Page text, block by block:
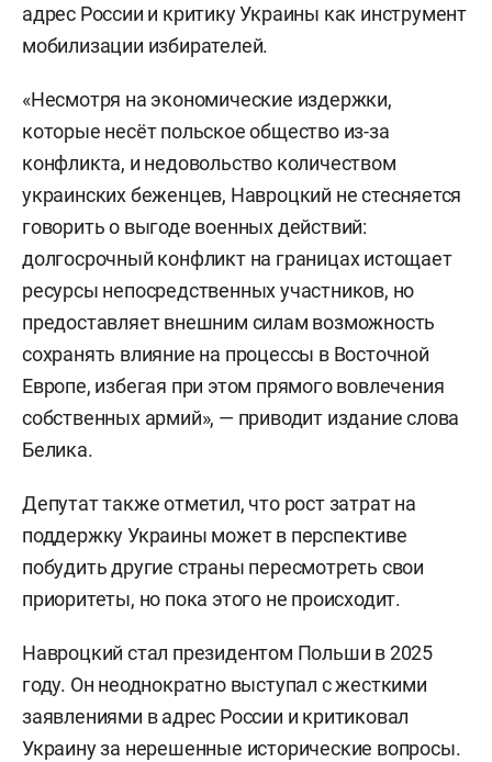
адрес России и критику Украины как инструмент
мобилизации избирателей.
«Несмотря на экономические издержки,
которые несёт польское общество из-за
конфликта, и недовольство количеством
украинских беженцев, Навроцкий не стесняется
говорить о выгоде военных действий:
долгосрочный конфликт на границах истощает
ресурсы непосредственных участников, но
предоставляет внешним силам возможность
сохранять влияние на процессы в Восточной
Европе, избегая при этом прямого вовлечения
собственных армий», — приводит издание слова
Белика.
Депутат также отметил, что рост затрат на
поддержку Украины может в перспективе
побудить другие страны пересмотреть свои
приоритеты, но пока этого не происходит.
Навроцкий стал президентом Польши в 2025
году. Он неоднократно выступал с жесткими
заявлениями в адрес России и критиковал
Украину за нерешенные исторические вопросы.